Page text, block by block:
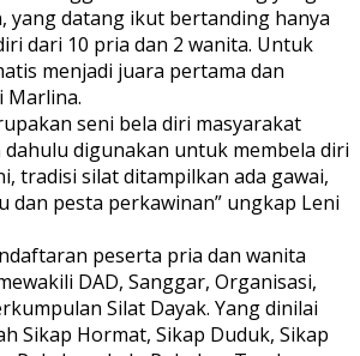
yang datang ikut bertanding hanya
dari 10 pria dan 2 wanita. Untuk
menjadi juara pertama dan
Marlina.
seni bela diri masyarakat
dahulu digunakan untuk membela diri
tradisi silat ditampilkan ada gawai,
dan pesta perkawinan” ungkap Leni
peserta pria dan wanita
DAD, Sanggar, Organisasi,
Silat Dayak. Yang dinilai
Sikap Hormat, Sikap Duduk, Sikap